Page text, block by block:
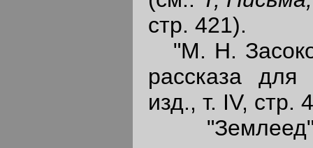
стр. 421).
"M. H.
рассказа для
изд., т. IV, стр.
"Землеед",